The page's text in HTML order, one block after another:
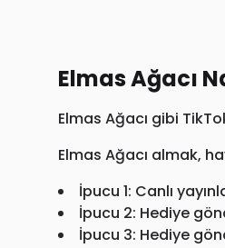
Elmas Ağacı
Elmas Ağacı gibi
Elmas Ağacı almak,
İpucu 1: Canlı
İpucu 2: Hediye
İpucu 3: Hediye